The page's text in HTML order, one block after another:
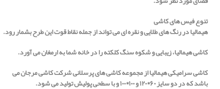
تنوع فیس های کاشی
هیمالیادررنگهایطلاییونقرهایمیتواندازجملهنقاطقوتاینطرحبشماررود.
کاشی هیمالیا، زیبایی و شکوه سنگ کلکته را در خانه شمابه ارمغان می آورد.
کاشی سرامیکی هیمالیا از مجموعه کاشی های پرسلانی شرکت کاشی مرجان می
باشد که در دو سایز ۶۰*۱۲۰ و ۱۰۰*۱۰۰ و با سطحی پولیش تولید می شود.